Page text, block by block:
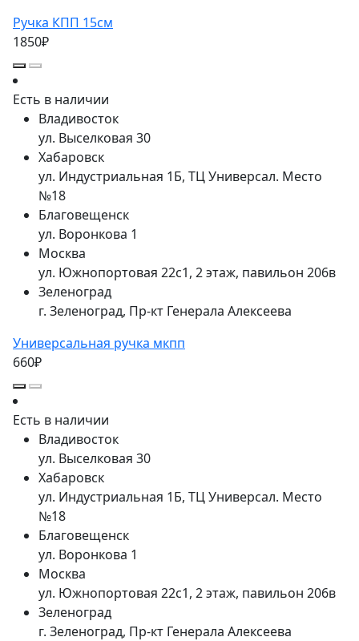
Ручка КПП 15см
1850₽
Есть в наличии
Владивосток
ул. Выселковая 30
Хабаровск
ул. Индустриальная 1Б, ТЦ Универсал. Место
№18
Благовещенск
ул. Воронкова 1
Москва
ул. Южнопортовая 22с1, 2 этаж, павильон 206в
Зеленоград
г. Зеленоград, Пр-кт Генерала Алексеева
Универсальная ручка мкпп
660₽
Есть в наличии
Владивосток
ул. Выселковая 30
Хабаровск
ул. Индустриальная 1Б, ТЦ Универсал. Место
№18
Благовещенск
ул. Воронкова 1
Москва
ул. Южнопортовая 22с1, 2 этаж, павильон 206в
Зеленоград
г. Зеленоград, Пр-кт Генерала Алексеева